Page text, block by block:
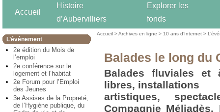
Accueil
Histoire
d’Aubervilliers
Explorer les
fonds
L’événement
2e édition du Mois de
l’emploi
2e conférence sur le
logement et l’habitat
2e Forum pour l’Emploi
des Jeunes
3e Assises de la Propreté,
de l’Hygiène publique, du
Accueil >Archives en ligne > 10 ans d’Internet >
Balades le long du
Balades fluviales et
libres, installations
artistiques,
Compagnie